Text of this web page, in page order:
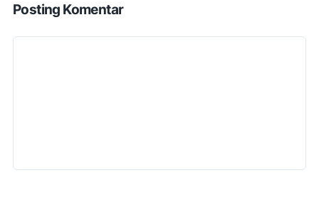
Posting Komentar